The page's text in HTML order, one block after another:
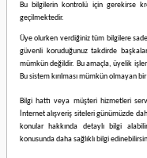
Bu bilgilerin kontrolü için gerekirse
geçilmektedir.
Üye olurken verdiğiniz tüm bilgilere
güvenli koruduğunuz takdirde
mümkün değildir. Bu amaçla, üyelik
Bu sistem kırılması mümkün olmayan
Bilgi hattı veya müşteri hizmetleri
İnternet alışveriş siteleri günümüzde
konular hakkında detaylı bilgi
konusunda daha sağlıklı bilgi